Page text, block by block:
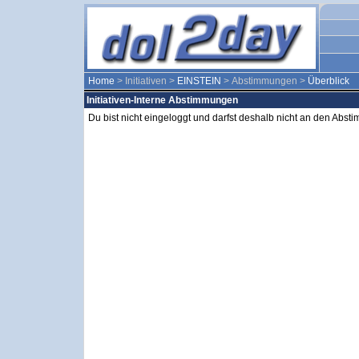
Home > Initiativen > EINSTEIN > Abstimmungen > Überblick
Initiativen-Interne Abstimmungen
Du bist nicht eingeloggt und darfst deshalb nicht an den